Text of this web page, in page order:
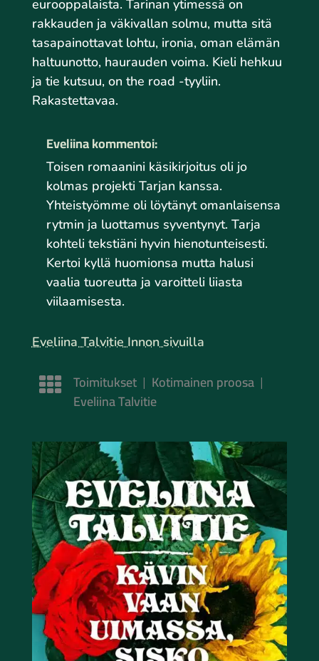
eurooppalaista. Tarinan ytimessä on
rakkauden ja väkivallan solmu, mutta sitä
tasapainottavat lohtu, ironia, oman elämän
haltuunotto, haurauden voima. Kieli hehkuu
ja tie kutsuu, on the road -tyyliin.
Rakastettavaa.
Eveliina kommentoi:
Toisen romaanini käsikirjoitus oli jo
kolmas projekti Tarjan kanssa.
Yhteistyömme oli löytänyt omanlaisensa
rytmin ja luottamus syventynyt. Tarja
kohteli tekstiäni hyvin hienotunteisesti.
Kertoi kyllä huomionsa mutta halusi
vaalia tuoreutta ja varoitteli liiasta
viilaamisesta.
Eveliina Talvitie Innon sivuilla
Toimitukset | Kotimainen proosa |
Eveliina Talvitie